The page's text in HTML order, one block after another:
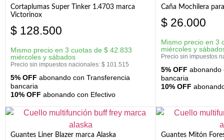
Cortaplumas Super Tinker 1.4703 marca
Victorinox
$ 128.500
Mismo precio en 3 cuotas de $ 42.833
miércoles y sábados
Precio sin impuestos nacionales: $ 101.515
5% OFF abonando con Transferencia
bancaria
10% OFF abonando con Efectivo
Caña Mochilera
$ 26.000
Mismo precio en 3
miércoles y
Precio sin impuestos
5% OFF abonando
bancaria
10% OFF
Guantes Liner Blazer marca Alaska Guantes Mitón